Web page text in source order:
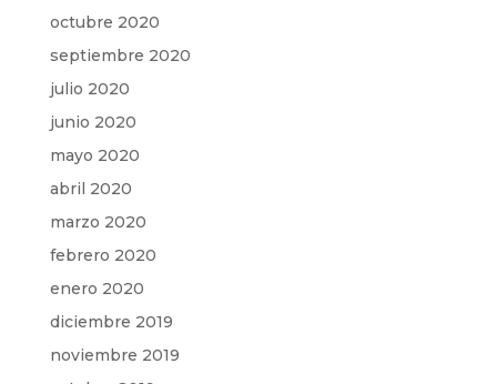
octubre 2020
septiembre 2020
julio 2020
junio 2020
mayo 2020
abril 2020
marzo 2020
febrero 2020
enero 2020
diciembre 2019
noviembre 2019